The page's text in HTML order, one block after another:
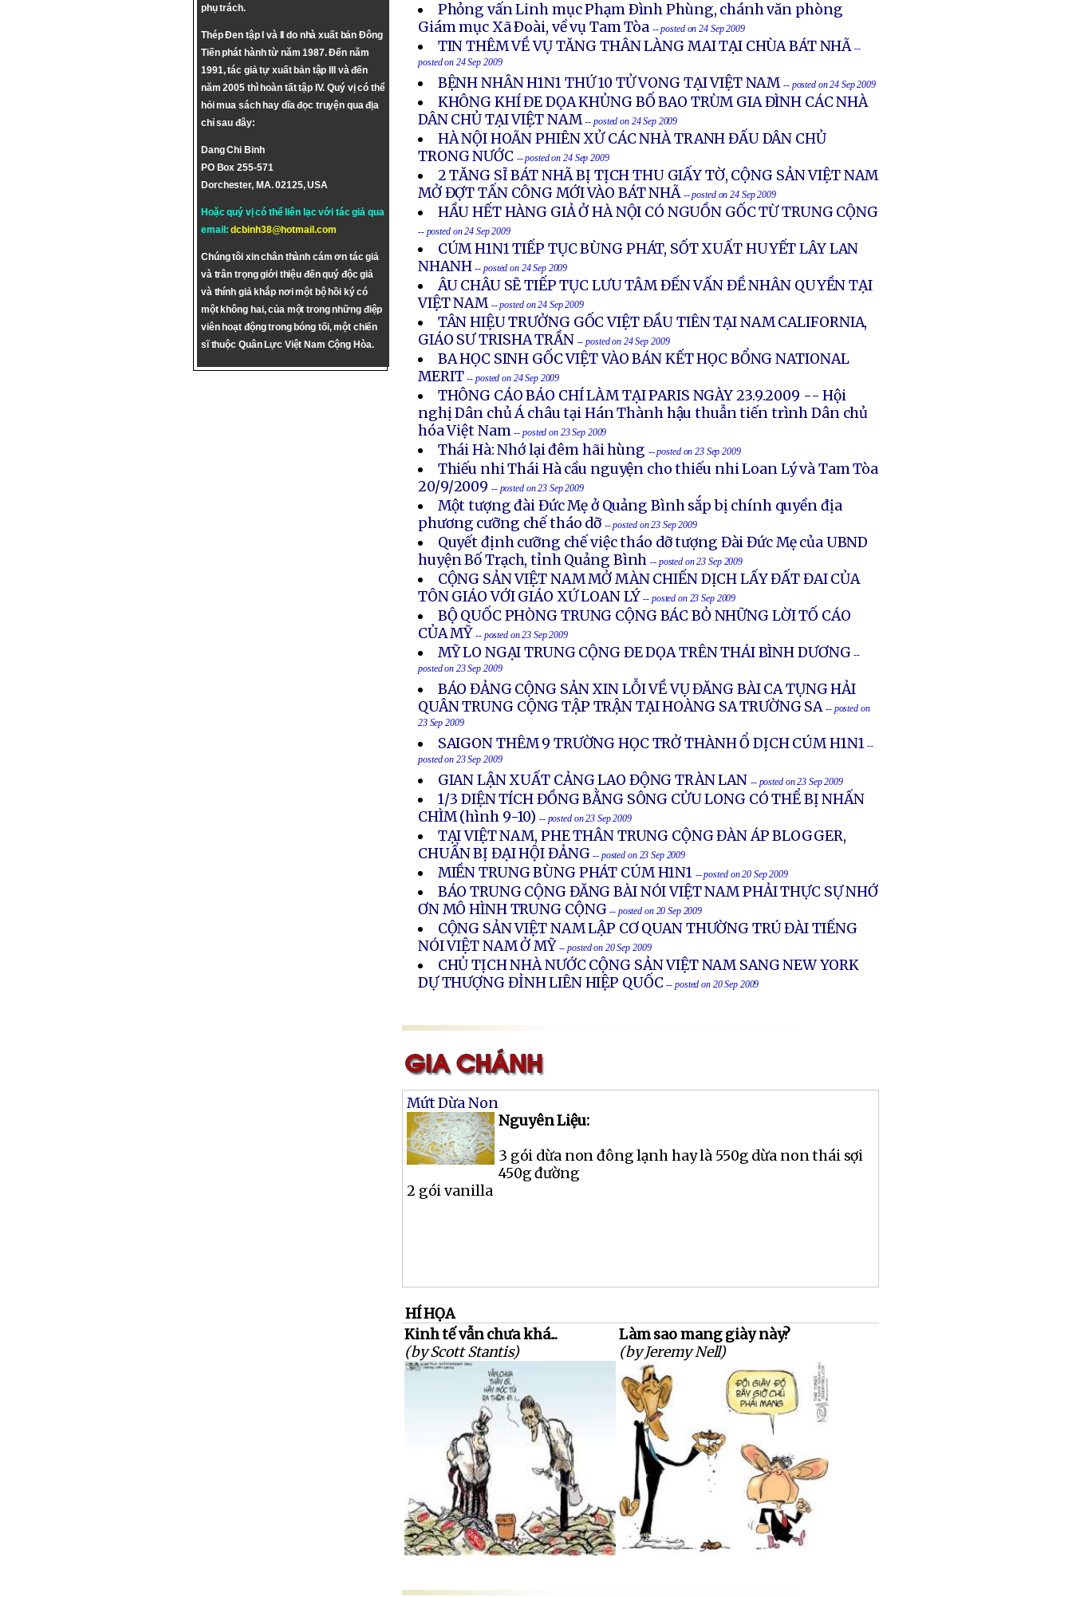
phụ trách.
Thép Đen tập I và II do nhà xuất bản Đông
Tiến phát hành từ năm 1987. Đến năm
1991, tác giả tự xuất bản tập III và đến
năm 2005 thì hoàn tất tập IV. Quý vị có thể
hỏi mua sách hay dĩa đọc truyện qua địa
chỉ sau đây:
Dang Chi Binh
PO Box 255-571
Dorchester, MA. 02125, USA
Hoặc quý vị có thể liên lạc với tác giả qua
email:dcbinh38@hotmail.com
Chúng tôi xin chân thành cám ơn tác giả
và trân trọng giới thiệu đến quý độc giả
và thính giả khắp nơi một bộ hồi ký có
một không hai, của một trong những điệp
viên hoạt động trong bóng tối, một chiến
sĩ thuộc Quân Lực Việt Nam Cộng Hòa.
Phỏng vấn Linh mục Phạm Ðình Phùng, chánh văn phòng
Giám mục Xã Ðoài, về vụ Tam Tòa -- posted on 24 Sep 2009
TIN THÊM VỀ VỤ TĂNG THÂN LÀNG MAI TẠI CHÙA BÁT NHÃ --
posted on 24 Sep 2009
BỆNH NHÂN H1N1 THỨ 10 TỬ VONG TẠI VIỆT NAM -- posted on 24 Sep 2009
KHÔNG KHÍ ĐE DỌA KHỦNG BỐ BAO TRÙM GIA ĐÌNH CÁC NHÀ
DÂN CHỦ TẠI VIỆT NAM -- posted on 24 Sep 2009
HÀ NỘI HOÃN PHIÊN XỬ CÁC NHÀ TRANH ĐẤU DÂN CHỦ
TRONG NƯỚC -- posted on 24 Sep 2009
2 TĂNG SĨ BÁT NHÃ BỊ TỊCH THU GIẤY TỜ, CỘNG SẢN VIỆT NAM
MỞ ĐỢT TẤN CÔNG MỚI VÀO BÁT NHÃ -- posted on 24 Sep 2009
HẦU HẾT HÀNG GIẢ Ở HÀ NỘI CÓ NGUỒN GỐC TỪ TRUNG CỘNG
-- posted on 24 Sep 2009
CÚM H1N1 TIẾP TỤC BÙNG PHÁT, SỐT XUẤT HUYẾT LÂY LAN
NHANH -- posted on 24 Sep 2009
ÂU CHÂU SẼ TIẾP TỤC LƯU TÂM ĐẾN VẤN ĐỀ NHÂN QUYỀN TẠI
VIỆT NAM -- posted on 24 Sep 2009
TÂN HIỆU TRƯỞNG GỐC VIỆT ĐẦU TIÊN TẠI NAM CALIFORNIA,
GIÁO SƯ TRISHA TRẦN -- posted on 24 Sep 2009
BA HỌC SINH GỐC VIỆT VÀO BÁN KẾT HỌC BỔNG NATIONAL
MERIT -- posted on 24 Sep 2009
THÔNG CÁO BÁO CHÍ LÀM TẠI PARIS NGÀY 23.9.2009 -- Hội
nghị Dân chủ Á châu tại Hán Thành hậu thuẫn tiến trình Dân chủ
hóa Việt Nam -- posted on 23 Sep 2009
Thái Hà: Nhớ lại đêm hãi hùng -- posted on 23 Sep 2009
Thiếu nhi Thái Hà cầu nguyện cho thiếu nhi Loan Lý và Tam Tòa
20/9/2009 -- posted on 23 Sep 2009
Một tượng đài Đức Mẹ ở Quảng Bình sắp bị chính quyền địa
phương cưỡng chế tháo dỡ -- posted on 23 Sep 2009
Quyết định cưỡng chế việc tháo dỡ tượng Đài Đức Mẹ của UBND
huyện Bố Trạch, tỉnh Quảng Bình -- posted on 23 Sep 2009
CỘNG SẢN VIỆT NAM MỞ MÀN CHIẾN DỊCH LẤY ĐẤT ĐAI CỦA
TÔN GIÁO VỚI GIÁO XỨ LOAN LÝ -- posted on 23 Sep 2009
BỘ QUỐC PHÒNG TRUNG CỘNG BÁC BỎ NHỮNG LỜI TỐ CÁO
CỦA MỸ -- posted on 23 Sep 2009
MỸ LO NGẠI TRUNG CỘNG ĐE DỌA TRÊN THÁI BÌNH DƯƠNG --
posted on 23 Sep 2009
BÁO ĐẢNG CỘNG SẢN XIN LỖI VỀ VỤ ĐĂNG BÀI CA TỤNG HẢI
QUÂN TRUNG CỘNG TẬP TRẬN TẠI HOÀNG SA TRƯỜNG SA -- posted on
23 Sep 2009
SAIGON THÊM 9 TRƯỜNG HỌC TRỞ THÀNH Ổ DỊCH CÚM H1N1 --
posted on 23 Sep 2009
GIAN LẬN XUẤT CẢNG LAO ĐỘNG TRÀN LAN -- posted on 23 Sep 2009
1/3 DIỆN TÍCH ĐỒNG BẰNG SÔNG CỬU LONG CÓ THỂ BỊ NHẤN
CHÌM (hình 9-10) -- posted on 23 Sep 2009
TẠI VIỆT NAM, PHE THÂN TRUNG CỘNG ĐÀN ÁP BLOGGER,
CHUẨN BỊ ĐẠI HỘI ĐẢNG -- posted on 23 Sep 2009
MIỀN TRUNG BÙNG PHÁT CÚM H1N1 -- posted on 20 Sep 2009
BÁO TRUNG CỘNG ĐĂNG BÀI NÓI VIỆT NAM PHẢI THỰC SỰ NHỚ
ƠN MÔ HÌNH TRUNG CỘNG -- posted on 20 Sep 2009
CỘNG SẢN VIỆT NAM LẬP CƠ QUAN THƯỜNG TRÚ ĐÀI TIẾNG
NÓI VIỆT NAM Ở MỸ -- posted on 20 Sep 2009
CHỦ TỊCH NHÀ NƯỚC CỘNG SẢN VIỆT NAM SANG NEW YORK
DỰ THƯỢNG ĐỈNH LIÊN HIỆP QUỐC -- posted on 20 Sep 2009
Mứt Dừa Non
Nguyên Liệu:
3 gói dừa non đông lạnh hay là 550g dừa non thái sợi
450g đường
2 gói vanilla
HÍ HỌA
Kinh tế vẫn chưa khá...
(by Scott Stantis)
Làm sao mang giày này?
(by Jeremy Nell)